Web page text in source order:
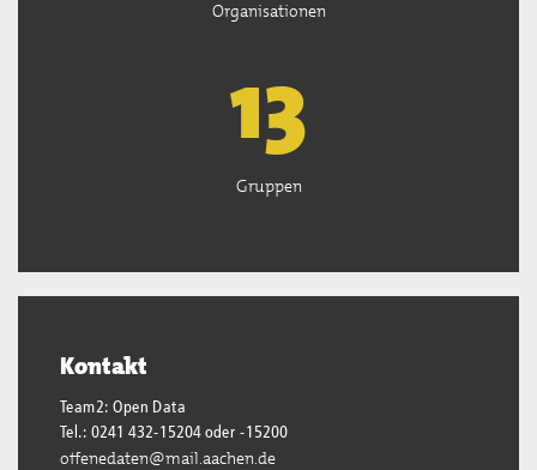
Organisationen
13
Gruppen
Kontakt
Team2: Open Data
Tel.: 0241 432-15204 oder -15200
offenedaten@mail.aachen.de